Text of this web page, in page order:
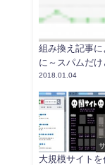
組み換え記事
に～スパムだけ
2018.01.04
大規模サイトを